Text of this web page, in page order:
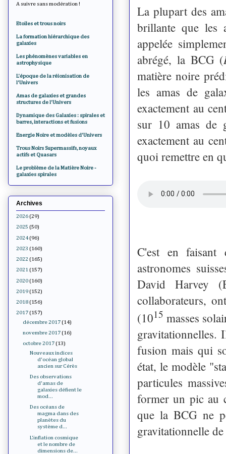
La plupart des
brillante que les
appelée
abrégé, la BCG (
matière noire
les amas de
exactement au
sur 10 amas de
exactement au
quoi remettre en
C'est en faisant
astronomes
David Harvey
collaborateurs,
(1015 masses
gravitationnelles.
fusion mais qui
état, le modèle
particules
former un pic au
que la BCG ne
gravitationnelle
A suivre sans modération !
Etoiles et trous noirs
La formation hiérarchique des
galaxies
Les phénomènes variables en
astrophysique
L'époque de la réionisation de
l'Univers
Amas de galaxies et grandes
structures de l'Univers
Dynamique des Galaxies : spirales et
barres, interactions et fusions
Energie Noire et modèles d'Univers
Trous Noirs Supermassifs, noyaux
actifs et Quasars
Le problème de la Matière Noire -
galaxies spirales
Archives
2026 (29)
2025 (50)
2024 (96)
2023 (160)
2022 (165)
2021 (157)
2020 (160)
2019 (152)
2018 (156)
2017 (157)
décembre 2017 (14)
novembre 2017 (16)
octobre 2017 (13)
Nouveaux indices
d'océan global
ancien sur Cérès
Des observations
d'amas de
galaxies défient le
mod...
Des océans de
magma dans des
planètes du
système d...
L'inflation cosmique
et le nombre de
dimensions de...